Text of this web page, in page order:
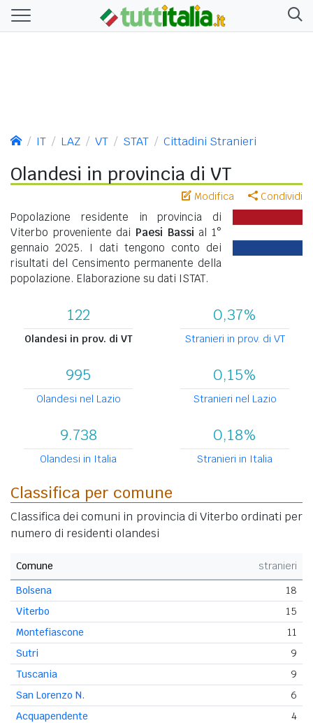
IT LAZ VT STAT Cittadini Stranieri
Olandesi in provincia di VT
Modifica Condividi
Popolazione residente in provincia di
Viterbo proveniente dai Paesi Bassi al 1°
gennaio 2025. I dati tengono conto dei
risultati del Censimento permanente della
popolazione. Elaborazione su dati ISTAT.
122
Olandesi in prov. di VT
0,37%
Stranieri in prov. di VT
995
Olandesi nel Lazio
0,15%
Stranieri nel Lazio
9.738
Olandesi in Italia
0,18%
Stranieri in Italia
Classifica per comune
Classifica dei comuni in provincia di Viterbo ordinati per
numero di residenti olandesi
Comune
stranieri
Bolsena
18
Viterbo
15
Montefiascone
11
Sutri
9
Tuscania
9
San Lorenzo N.
6
Acquapendente
4